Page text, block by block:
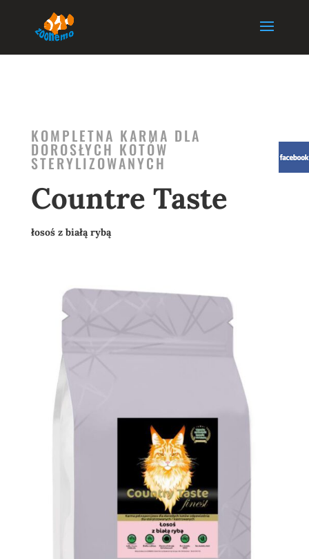
KOMPLETNA KARMA DLA
DOROSŁYCH KOTÓW
STERYLIZOWANYCH
Countre Taste
łosoś z białą rybą